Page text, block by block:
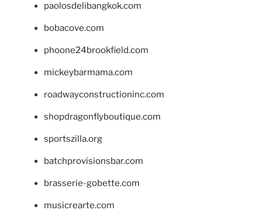
paolosdelibangkok.com
bobacove.com
phoone24brookfield.com
mickeybarmama.com
roadwayconstructioninc.com
shopdragonflyboutique.com
sportszilla.org
batchprovisionsbar.com
brasserie-gobette.com
musicrearte.com